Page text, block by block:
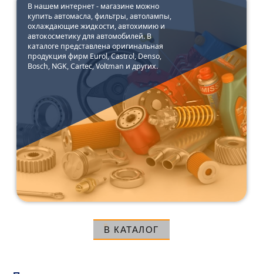
В нашем интернет - магазине можно
купить автомасла, фильтры, автолампы,
охлаждающие жидкости, автохимию и
автокосметику для автомобилей. В
каталоге представлена оригинальная
продукция фирм Eurol, Castrol, Denso,
Bosch, NGK, Cartec, Voltman и других.
В КАТАЛОГ